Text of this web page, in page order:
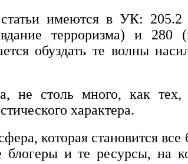
имеются в УК:
терроризма) и
обуздать те волны
не столь много, как
характера.
которая становится
и те ресурсы, на